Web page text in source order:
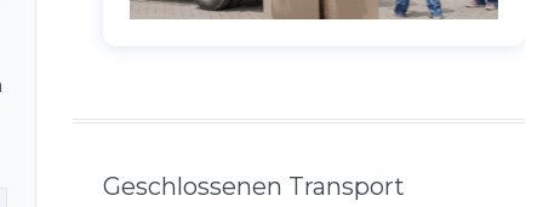
Geschlossenen Transport